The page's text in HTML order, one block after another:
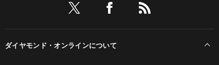
ダイヤモンド・オンラインについて